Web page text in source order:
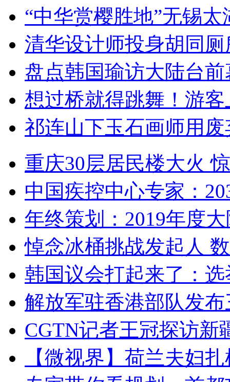
“中华赏樱胜地”无锡
清华设计师投身胡同
盘点韩国瑜访大陆台
想过桥就得跳舞！游客
祁连山下玉石画师用
重庆30层居民楼大火
中国疾控中心专家：
年终策划：2019年度
悼念冰桶挑战发起人
韩国议会打起来了：
解放军驻香港部队发
CGTN记者王冠探访新
【微视界】荷兰夫妇